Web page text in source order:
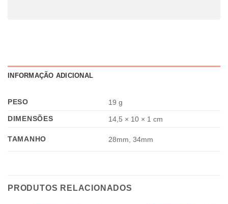
INFORMAÇÃO ADICIONAL
PESO
19 g
DIMENSÕES
14,5 × 10 × 1 cm
TAMANHO 28mm, 34mm
PRODUTOS RELACIONADOS